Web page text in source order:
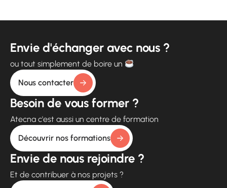
Envie d'échanger avec nous ?
ou tout simplement de boire un
Nous contacter
Besoin de vous former ?
Atecna c'est aussi un centre de formation
Découvrir nos formations
Envie de nous rejoindre ?
Et de contribuer à nos projets ?